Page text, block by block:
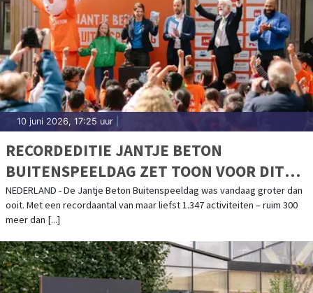
10 juni 2026, 17:25 uur
RECORDEDITIE JANTJE BETON
BUITENSPEELDAG ZET TOON VOOR DIT
SPEELJAAR
NEDERLAND - De Jantje Beton Buitenspeeldag was vandaag groter dan
ooit. Met een recordaantal van maar liefst 1.347 activiteiten – ruim 300
meer dan [...]